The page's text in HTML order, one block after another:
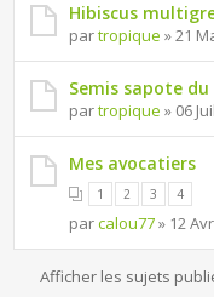
Hibiscus
partropique » 21
Semis sapote
partropique » 06
Mes avocatiers
1 2 3 4
parcalou77» 12
Afficher les sujets